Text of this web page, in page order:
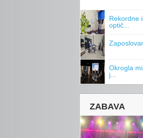
Rekordne
optič...
Okrogla
j...
ZABAVA